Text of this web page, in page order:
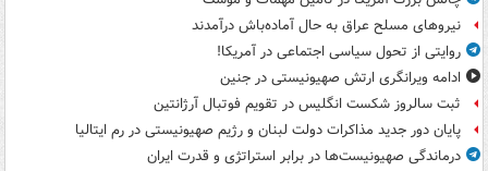
نیروهای مسلح عراق به حال آماده‌باش درآمدند
روایتی از تحول سیاسی اجتماعی در آمریکا!
ادامه ویرانگری ارتش صهیونیستی در جنین
ثبت سالروز شکست انگلیس در تقویم فوتبال آرژانتین
پایان دور جدید مذاکرات دولت لبنان و رژیم صهیونیستی در رم ایتالیا
درماندگی صهیونیست‌ها در برابر استراتژی و قدرت ایران